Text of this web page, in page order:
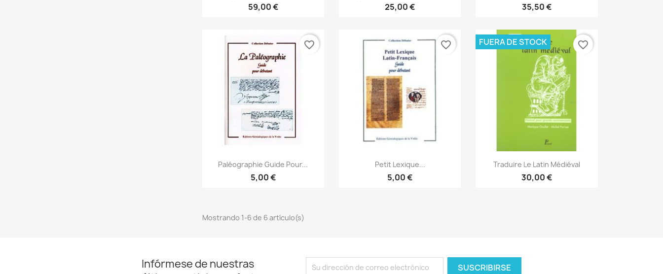
59,00 € 25,00 € 35,50 €
Vista rápida
Paléographie Guide Pour...
5,00 €
favorite_border
Vista rápida
Petit Lexique...
5,00 €
favorite_border
Vista rápida
Traduire Le Latin Médiéval
30,00 €
FUERA DE STOCK favorite_border
Mostrando 1-6 de 6 artículo(s)
Infórmese de nuestras